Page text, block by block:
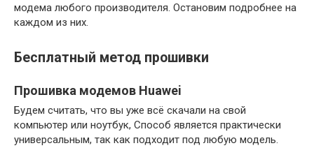
модема любого производителя. Остановим подробнее на
каждом из них.
Бесплатный метод прошивки
Прошивка модемов Huawei
Будем считать, что вы уже всё скачали на свой
компьютер или ноутбук, Способ является практически
универсальным, так как подходит под любую модель.